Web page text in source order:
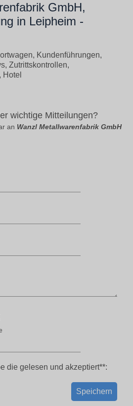
GmbH,
in Leipheim -
Kundenführungen,
Zutrittskontrollen,
wichtige Mitteilungen?
an Wanzl Metallwarenfabrik GmbH
die gelesen und akzeptiert**:
Speichern